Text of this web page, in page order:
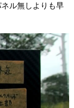
ル無しよりも早